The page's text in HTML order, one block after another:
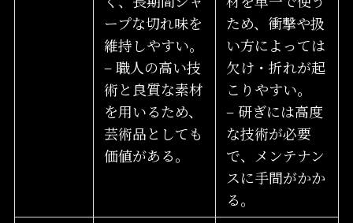
ープな切れ味を
維持しやすい。
– 職人の高い技
術と良質な素材
を用いるため、
芸術品としても
価値がある。
ため、衝撃や扱
い方によっては
欠け・折れが起
こりやすい。
– 研ぎには高度
な技術が必要
で、メンテナン
スに手間がかか
る。